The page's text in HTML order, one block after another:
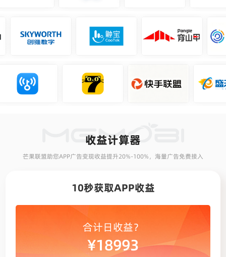
收益计算器
芒果联盟助您APP广告变现收益提升20%-100%，海量广告免费接入
10秒获取APP收益
合计日收益？
¥18993